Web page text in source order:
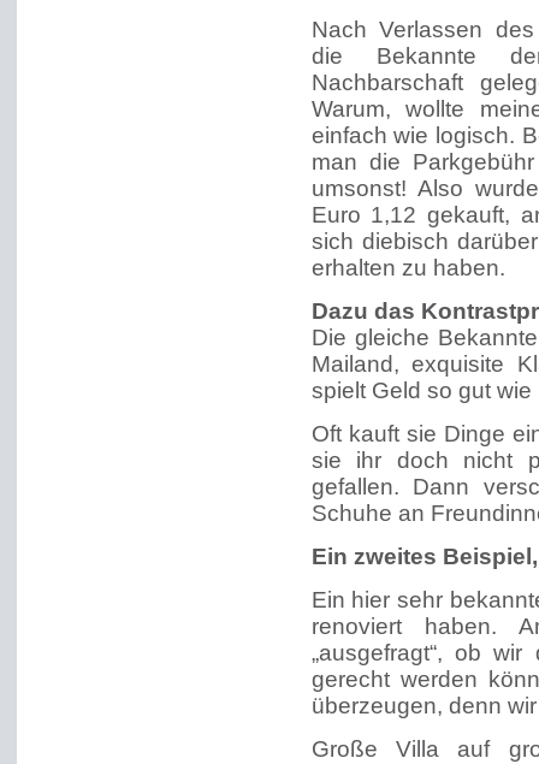
Nach Verlassen
die Bekannte
Nachbarschaft
Warum, wollte
einfach wie logisch.
man die
umsonst! Also
Euro 1,12 gekauft,
sich diebisch
erhalten zu haben.
Dazu das
Die gleiche
Mailand, exquisite
spielt Geld so gut wie
Oft kauft sie Dinge
sie ihr doch nicht
gefallen. Dann
Schuhe an
Ein zweites
Ein hier sehr
renoviert haben.
„ausgefragt“, ob
gerecht werden
überzeugen, denn
Große Villa auf